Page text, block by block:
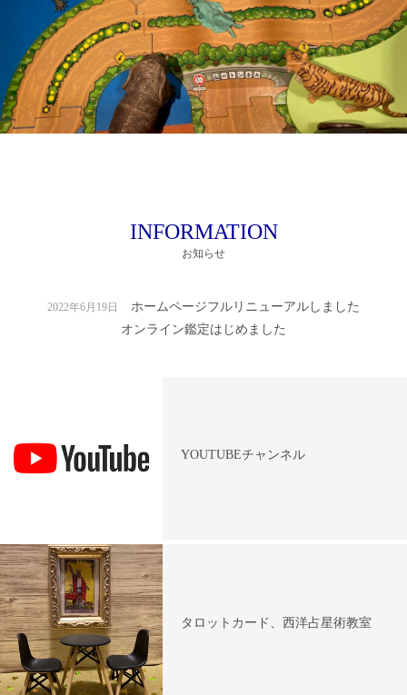
INFORMATION
お知らせ
2022年6月19日
ホームページフルリニューアルしました
オンライン鑑定はじめました
YOUTUBEチャンネル
タロットカード、西洋占星術教室